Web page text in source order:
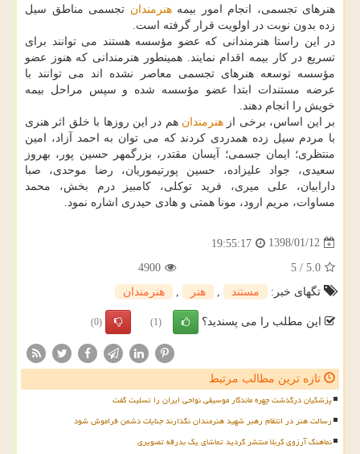
هنرهای تجسمی، انجام امور بیمههنرمندان تجسمی مناطق سیل
زده بدون نوبت در اولویت قرار گرفته است.
در این راستا هنرمندانی كه عضو مؤسسه هستند می توانند برای
تسریع در كار بیمه اقدام نمایند. همینطور هنرمندانی كه هنوز عضو
مؤسسه توسعه هنرهای تجسمی معاصر نشده اند می توانند با
عرضه مستندات ابتدا عضو مؤسسه شده و سپس مراحل بیمه
خویش را انجام دهند.
بر این اساس، برخی از هنرمندان هم در این روزها با خلق اثر هنری
با مردم سیل زده همدردی كردند كه می توان به احمد آزاد، امین
منتظری؛ ایمان جسمی؛ آیسان مقتدر، بزرگمهر حسین پور، بهروز
سعیدی، جواد علیزاده، حسین پورتیموریان، رضا موحدی، صبا
دارابیان، علی میری، فرید توكلی، كامبیز درم بخش، محمد
مساوات، مریم ارود، مونا همتی و هادی حیدری اشاره نمود.
1398/01/12
19:55:17
5.0
/
5
4900
تگهای خبر:
مستند هنر هنرمندان
این مطلب را می پسندید؟ (1)
(0)
تازه ترین مطالب مرتبط
پزشکیان درگذشت چهره ماندگار موسیقی نواحی ایران را تسلیت گفت
رسالت هنر در انتقام رهبر شهید هنرمندان نگذارند جنایات دشمن فراموش شود
نماهنگ آرزوی کربلا منتشر گردید تماشای یک بدرقه تصویری